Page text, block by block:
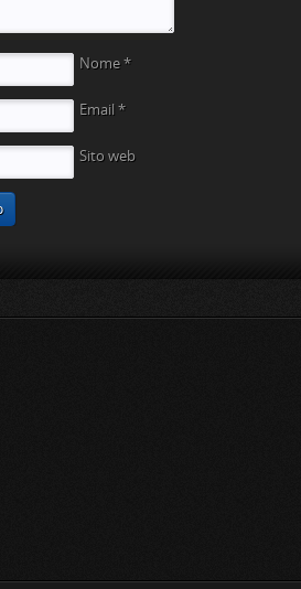
Nome *
Email *
Sito web